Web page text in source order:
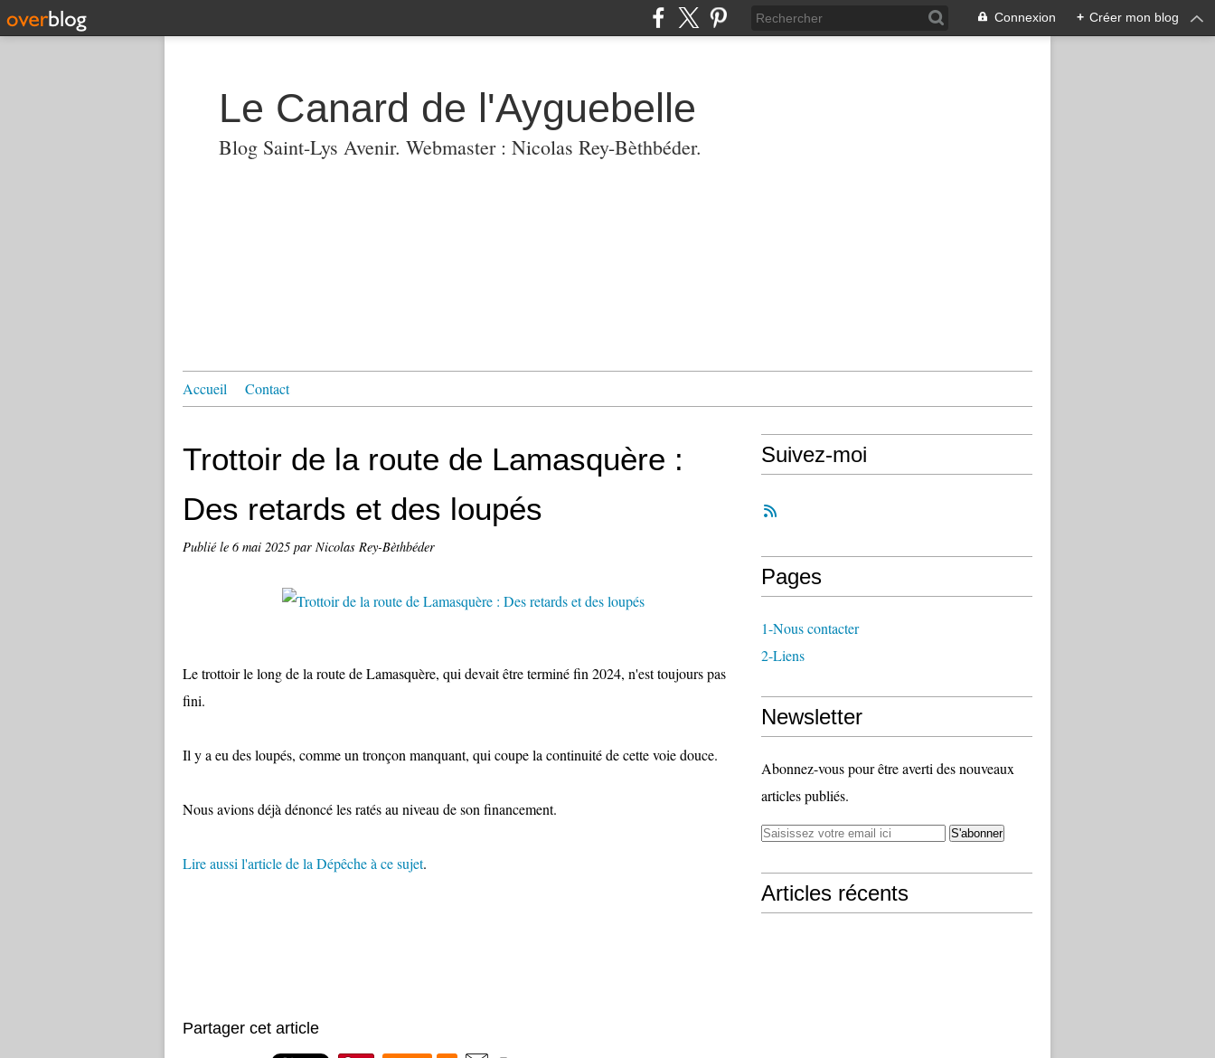
Connexion + Créer mon blog
Le Canard de l'Ayguebelle
Blog Saint-Lys Avenir. Webmaster : Nicolas Rey-Bèthbéder.
Accueil Contact
Trottoir de la route de Lamasquère :
Des retards et des loupés
Publié le 6 mai 2025 par Nicolas Rey-Bèthbéder
Le trottoir le long de la route de Lamasquère, qui devait être terminé fin 2024, n'est toujours pas
fini.
Il y a eu des loupés, comme un tronçon manquant, qui coupe la continuité de cette voie douce.
Nous avions déjà dénoncé les ratés au niveau de son financement.
Lire aussi l'article de la Dépêche à ce sujet.
Partager cet article
Suivez-moi
Pages
1-Nous contacter
2-Liens
Newsletter
Abonnez-vous pour être averti des nouveaux
articles publiés.
Articles récents